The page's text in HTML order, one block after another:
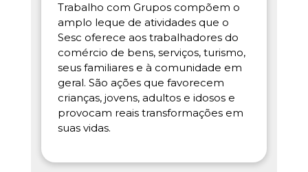
Trabalho com Grupos compõem o
amplo leque de atividades que o
Sesc oferece aos trabalhadores do
comércio de bens, serviços, turismo,
seus familiares e à comunidade em
geral. São ações que favorecem
crianças, jovens, adultos e idosos e
provocam reais transformações em
suas vidas.